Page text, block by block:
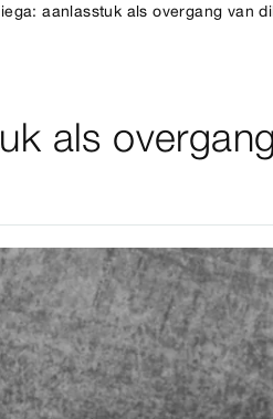
aanlasstuk als overgang van
als